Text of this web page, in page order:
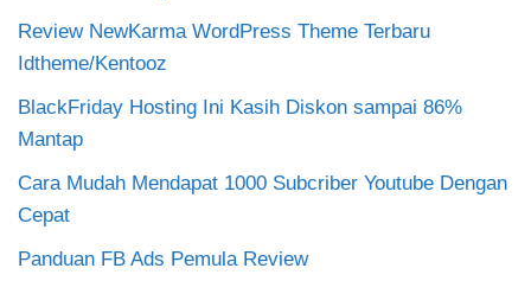
Review NewKarma WordPress Theme Terbaru
Idtheme/Kentooz
BlackFriday Hosting Ini Kasih Diskon sampai 86%
Mantap
Cara Mudah Mendapat 1000 Subcriber Youtube Dengan
Cepat
Panduan FB Ads Pemula Review